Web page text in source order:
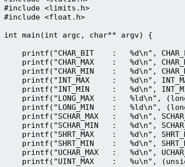
#include <limits.h>
#include <float.h>
int main(int argc, char** argv) {
printf("CHAR_BIT    :   %d\n",
printf("CHAR_MAX    :   %d\n",
printf("CHAR_MIN    :   %d\n",
printf("INT_MAX     :   %d\n",
printf("INT_MIN     :   %d\n",
printf("LONG_MAX    :   %ld\n",
printf("LONG_MIN    :   %ld\n",
printf("SCHAR_MAX   :   %d\n",
printf("SCHAR_MIN   :   %d\n",
printf("SHRT_MAX    :   %d\n",
printf("SHRT_MIN    :   %d\n",
printf("UCHAR_MAX   :   %d\n",
printf("UINT_MAX    :   %u\n",